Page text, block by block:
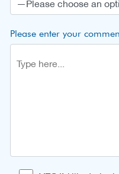
Please enter your